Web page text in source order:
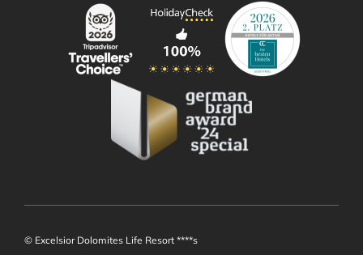
Zimmer und
Angebote
© Excelsior Dolomites Life Resort ****s